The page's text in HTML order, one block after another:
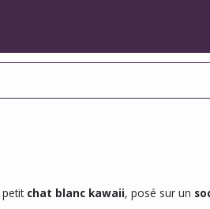
petit chat blanc kawaii, posé sur un